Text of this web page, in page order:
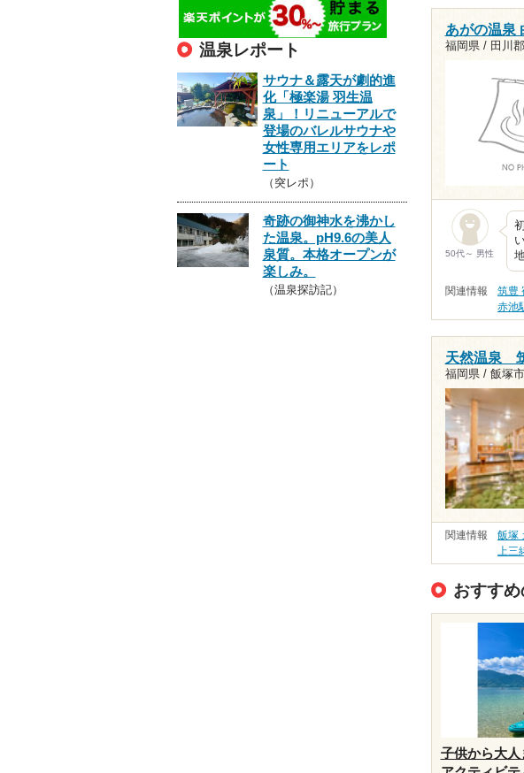
あがの温泉
福岡県 / 田川
50代～ 男性
関連情報 筑豊
赤池
天然温泉
福岡県 / 飯塚
関連情報 飯塚
上三
おすす
子供から大
温泉レポート
サウナ＆露天が劇的進
化「極楽湯 羽生温
泉」！リニューアルで
登場のバレルサウナや
女性専用エリアをレポ
ート
（突レポ）
奇跡の御神水を沸かし
た温泉。pH9.6の美人
泉質。本格オープンが
楽しみ。
（温泉探訪記）